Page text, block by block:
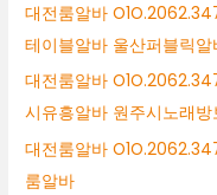
대전룸알바
테이블알바 울산퍼블릭알
대전룸알바
시유흥알바 원주시노래방
대전룸알바
룸알바